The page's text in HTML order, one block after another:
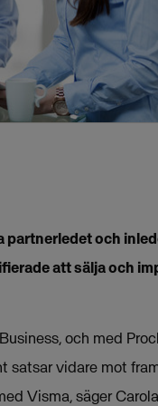
och
att sälja och
och med
satsar vidare mot
Visma, säger